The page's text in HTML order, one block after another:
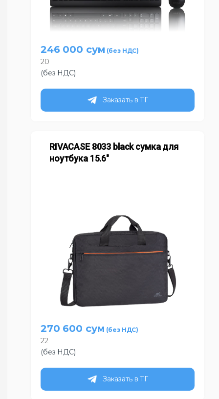
246 000 сум
20
(без НДС)
Заказать в ТГ
RIVACASE 8033 black сумка для
ноутбука 15.6″
270 600 сум
22
(без НДС)
Заказать в ТГ